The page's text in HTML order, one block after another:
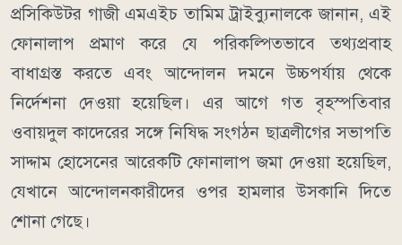
প্রসিকিউটর গাজী এমএইচ তামিম ট্রাইব্যুনালকে জানান, এই
ফোনালাপ প্রমাণ করে যে পরিকল্পিতভাবে তথ্যপ্রবাহ
বাধাগ্রস্ত করতে এবং আন্দোলন দমনে উচ্চপর্যায় থেকে
নির্দেশনা দেওয়া হয়েছিল। এর আগে গত বৃহস্পতিবার
ওবায়দুল কাদেরের সঙ্গে নিষিদ্ধ সংগঠন ছাত্রলীগের সভাপতি
সাদ্দাম হোসেনের আরেকটি ফোনালাপ জমা দেওয়া হয়েছিল,
যেখানে আন্দোলনকারীদের ওপর হামলার উসকানি দিতে
শোনা গেছে।